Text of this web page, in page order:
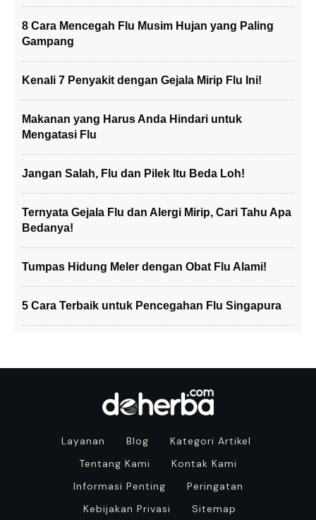
8 Cara Mencegah Flu Musim Hujan yang Paling
Gampang
Kenali 7 Penyakit dengan Gejala Mirip Flu Ini!
Makanan yang Harus Anda Hindari untuk
Mengatasi Flu
Jangan Salah, Flu dan Pilek Itu Beda Loh!
Ternyata Gejala Flu dan Alergi Mirip, Cari Tahu Apa
Bedanya!
Tumpas Hidung Meler dengan Obat Flu Alami!
5 Cara Terbaik untuk Pencegahan Flu Singapura
Layanan Blog
Kategori Artikel
Tentang Kami
Kontak Kami
Informasi Penting
Peringatan
Kebijakan Privasi
Sitemap